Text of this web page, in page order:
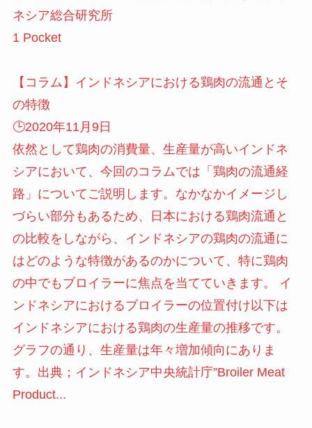
ネシア総合研究所
1 Pocket
【コラム】インドネシアにおける鶏肉の流通とそ
の特徴
🕒️2020年11月9日
依然として鶏肉の消費量、生産量が高いインドネ
シアにおいて、今回のコラムでは「鶏肉の流通経
路」についてご説明します。なかなかイメージし
づらい部分もあるため、日本における鶏肉流通と
の比較をしながら、インドネシアの鶏肉の流通に
はどのような特徴があるのかについて、特に鶏肉
の中でもブロイラーに焦点を当てていきます。 イ
ンドネシアにおけるブロイラーの位置付け以下は
インドネシアにおける鶏肉の生産量の推移です。
グラフの通り、生産量は年々増加傾向にありま
す。出典；インドネシア中央統計庁”Broiler Meat
Product...